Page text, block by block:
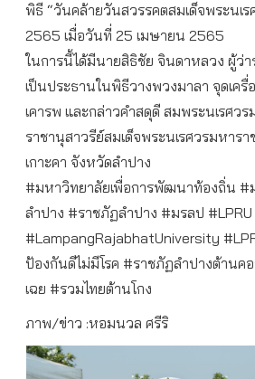
พิธี “วันคล้ายวันสวรรคตสมเด็จพระนเ
2565 เมื่อวันที่ 25 เมษายน 2565
ในการนี้ได้มีนายสิธิชัย จินดาหลวง ผู้ว่า
เป็นประธานในพิธีวางพวงมาลา จุดเค
เคารพ และกล่าวคำสดุดี สมพระนเรศว
ราชานุสาวรีย์สมเด็จพระนเรศวรมหารา
เกาะคา จังหวัดลำปาง
#มหาวิทยาลัยเพื่อการพัฒนาท้องถิ่น #
ลำปาง #ราชภัฏลำปาง #มรลป #LPRU
#LampangRajabhatUniversity
ป้องกันดีไม่มีโรค #ราชภัฏลำปางต้านค
เฉย #รวมไทยต้านโกง
ภาพ/ข่าว :หอมนวล ศรีริ